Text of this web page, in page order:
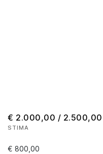
€ 2.000,00 / 2.500,00
STIMA
€ 800,00